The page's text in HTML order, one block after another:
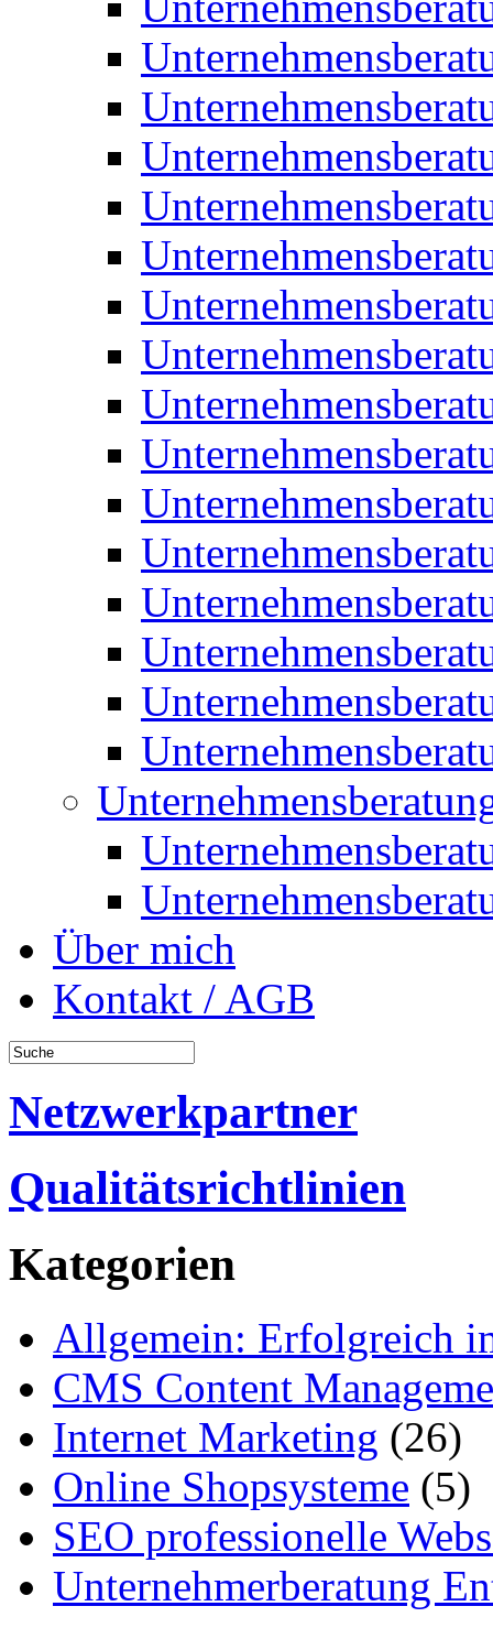
Über mich
Kontakt / AGB
Netzwerkpartner
Qualitätsrichtlinien
Kategorien
Allgemein: Erfolgreich
CMS Content
Internet Marketing (26)
Online Shopsysteme (5)
SEO professionelle
Unternehmerberatung